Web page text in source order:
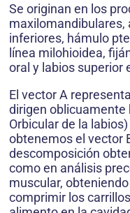
Se originan en los
maxilomandibulares,
inferiores, hámulo
línea milohioidea,
oral y labios superior
El vector A
dirigen oblicuamente
Orbicular de la
obtenemos el vector
descomposición
como en análisis
muscular,
comprimir los